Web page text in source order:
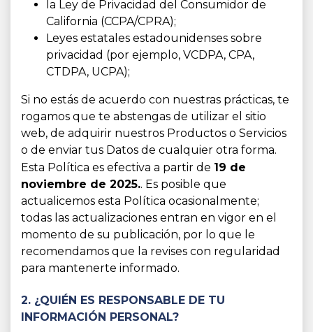
la Ley de Privacidad del Consumidor de
California (CCPA/CPRA);
Leyes estatales estadounidenses sobre
privacidad (por ejemplo, VCDPA, CPA,
CTDPA, UCPA);
Si no estás de acuerdo con nuestras prácticas, te
rogamos que te abstengas de utilizar el sitio
web, de adquirir nuestros Productos o Servicios
o de enviar tus Datos de cualquier otra forma.
Esta Política es efectiva a partir de 19 de
noviembre de 2025.. Es posible que
actualicemos esta Política ocasionalmente;
todas las actualizaciones entran en vigor en el
momento de su publicación, por lo que le
recomendamos que la revises con regularidad
para mantenerte informado.
2. ¿QUIÉN ES RESPONSABLE DE TU
INFORMACIÓN PERSONAL?